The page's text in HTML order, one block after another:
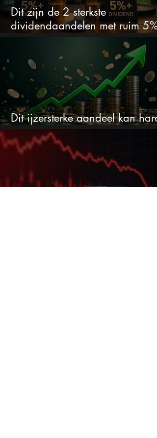
Dit zijn de 2 sterkste
dividendaandelen met ruim 5%
Dit ijzersterke aandeel kan hard
stijgen maar bijna niemand kijkt